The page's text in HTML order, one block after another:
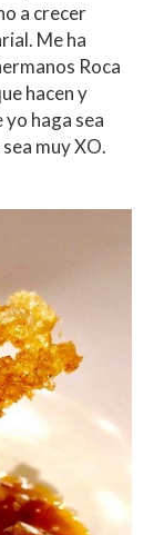
a crecer
Me ha
Roca
hacen y
haga sea
muy XO.